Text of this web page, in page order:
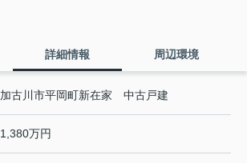
詳細情報 周辺環境
加古川市平岡町新在家 中古戸建
1,380万円